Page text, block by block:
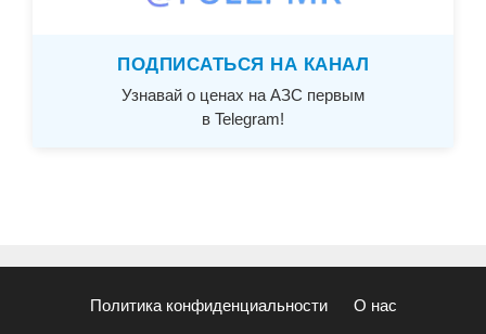
ПОДПИСАТЬСЯ НА КАНАЛ
Узнавай о ценах на АЗС первым
в Telegram!
Политика конфиденциальности О нас